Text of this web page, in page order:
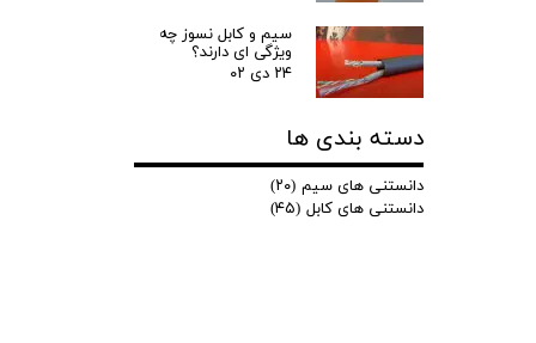
سیم و کابل نسوز چه
ویژگی ای دارند؟
۲۴ دی ۰۲
دسته بندی ها
دانستنی های سیم (۲۰)
دانستنی های کابل (۴۵)